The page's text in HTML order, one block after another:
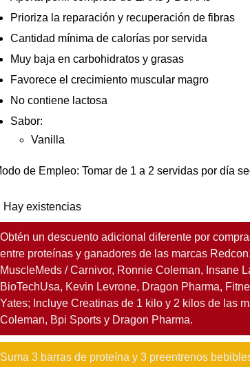
Prioriza la reparación y recuperación de fibras
Cantidad mínima de calorías por servida
Muy baja en carbohidratos y grasas
Favorece el crecimiento muscular magro
No contiene lactosa
Sabor:
Vanilla
de Empleo: Tomar de 1 a 2 servidas por día
Hay existencias
Obtén un descuento adicional diferente por
entre proteínas y ganadores de las marcas
MuscleMeds / Carnivor, Ronnie Coleman, Insane
BioTechUsa, Kevin Levrone, Dragon Pharma,
Yates; Incluye Creatinas de 1 kilo y 2 kilos de las
Coleman, Bpi Sports y Dragon Pharma.
Suma 3 barras de proteína y 3 preentrenos